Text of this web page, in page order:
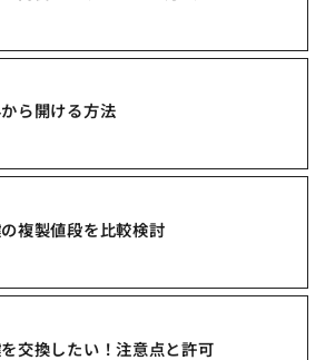
ら開ける方法
複製値段を比較検討
交換したい！注意点と許可